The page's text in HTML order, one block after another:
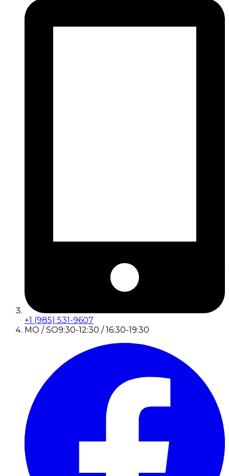
+1 (985) 531-9607
MO / SO9:30-12:30 / 16:30-19:30